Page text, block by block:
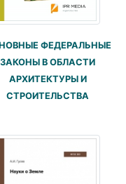
ФЕДЕРАЛЬНЫЕ
ЗАКОНЫ В ОБЛАСТИ
АРХИТЕКТУРЫ И
СТРОИТЕЛЬСТВА